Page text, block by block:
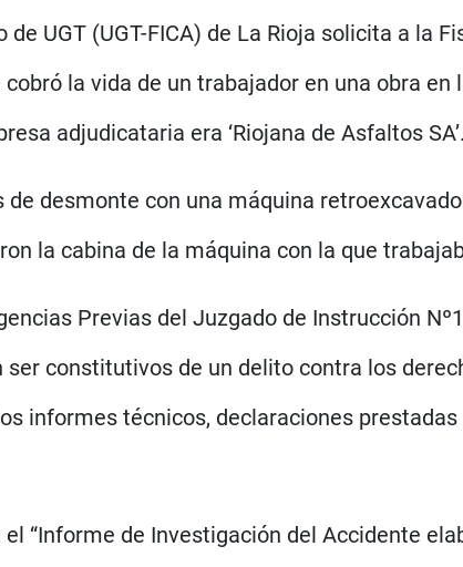
UGT (UGT-FICA) de La Rioja solicita a la
la vida de un trabajador en una obra en
adjudicataria era ‘Riojana de Asfaltos SA’.
desmonte con una máquina
la cabina de la máquina con la que
Previas del Juzgado de Instrucción
constitutivos de un delito contra los
informes técnicos, declaraciones
“Informe de Investigación del Accidente